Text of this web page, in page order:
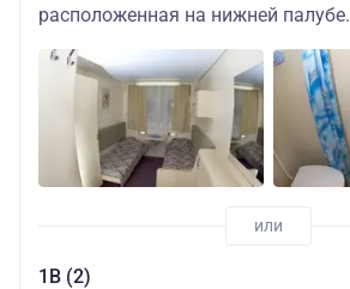
расположенная на нижней палубе.
1В (2)